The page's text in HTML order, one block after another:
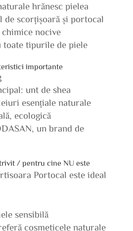
hrănesc pielea
de scorțișoară și portocal
chimice nocive
tipurile de piele
importante
unt de shea
esențiale naturale
ecologică
un brand de
/ pentru cine NU este
Portocal este ideal
sensibilă
cosmeticele naturale